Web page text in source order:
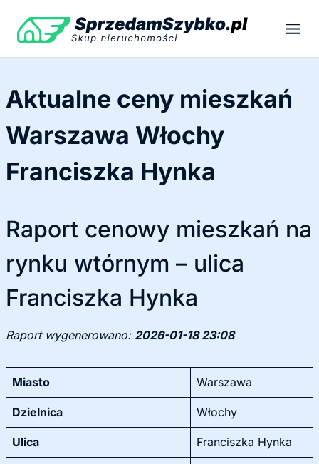
treści
Aktualne ceny mieszkań
Warszawa Włochy
Franciszka Hynka
Raport cenowy mieszkań na
rynku wtórnym – ulica
Franciszka Hynka
Raport wygenerowano: 2026-01-18 23:08
Miasto Warszawa
Dzielnica Włochy
Ulica Franciszka Hynka